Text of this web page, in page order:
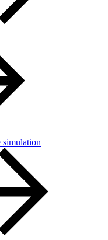
simulation